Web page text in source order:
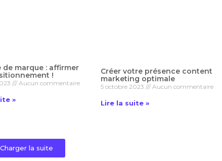
de marque : affirmer
!
Aucun commentaire
»
Créer votre présence content
marketing optimale
5 octobre 2023 Aucun commentaire
Lire la suite »
Charger la suite